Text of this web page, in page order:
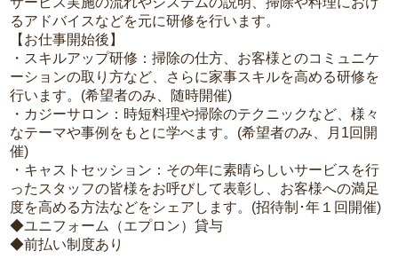
るアドバイスなどを元に研修を行います。
【お仕事開始後】
・スキルアップ研修：掃除の仕方、お客様とのコミュニケ
ーションの取り方など、さらに家事スキルを高める研修を
行います。(希望者のみ、随時開催)
・カジーサロン：時短料理や掃除のテクニックなど、様々
なテーマや事例をもとに学べます。(希望者のみ、月1回開
催)
・キャストセッション：その年に素晴らしいサービスを行
ったスタッフの皆様をお呼びして表彰し、お客様への満足
度を高める方法などをシェアします。(招待制･年１回開催)
◆ユニフォーム（エプロン）貸与
◆前払い制度あり